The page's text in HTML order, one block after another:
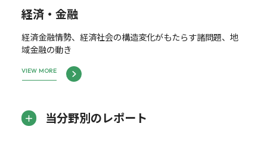
経済・金融
経済金融情勢、経済社会の構造変化がもたらす諸問題、地
域金融の動き
VIEW MORE
当分野別のレポート